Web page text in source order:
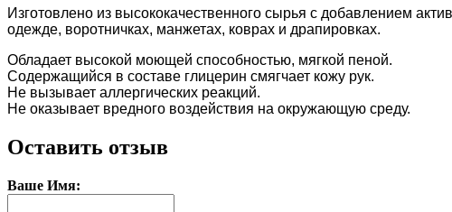
Изготовлено из высококачественного сырья с добавлением
одежде, воротничках, манжетах, коврах и драпировках.
Обладает высокой моющей способностью, мягкой пеной.
Содержащийся в составе глицерин смягчает кожу рук.
Не вызывает аллергических реакций.
Не оказывает вредного воздействия на окружающую среду.
Оставить отзыв
Ваше Имя: